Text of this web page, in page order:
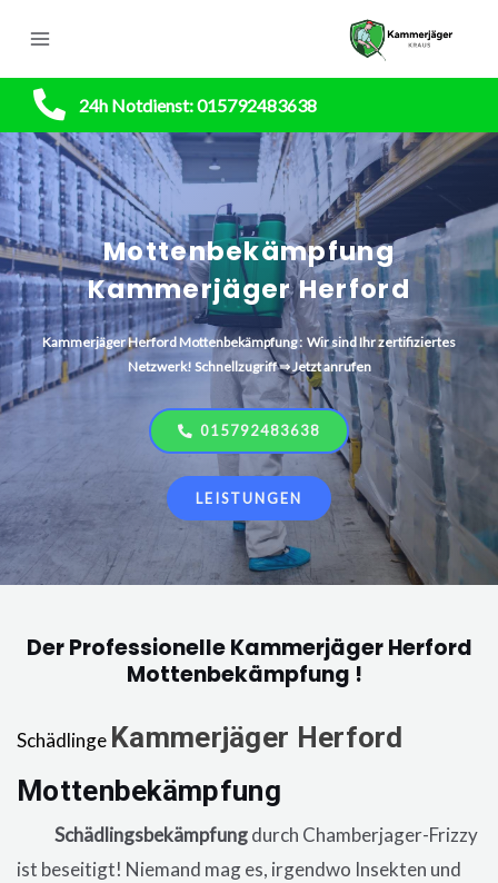
24h Notdienst: 015792483638
Mottenbekämpfung
Kammerjäger Herford
KammerjägerHerford Mottenbekämpfung: Wir sind Ihr zertifiziertes
Netzwerk! Schnellzugriff ⇒ Jetzt anrufen
015792483638
LEISTUNGEN
Der Professionelle Kammerjäger Herford
Mottenbekämpfung !
Schädlinge Kammerjäger Herford
Mottenbekämpfung
Schädlingsbekämpfungdurch Chamberjager-Frizzy
ist beseitigt! Niemand mag es, irgendwo Insekten und